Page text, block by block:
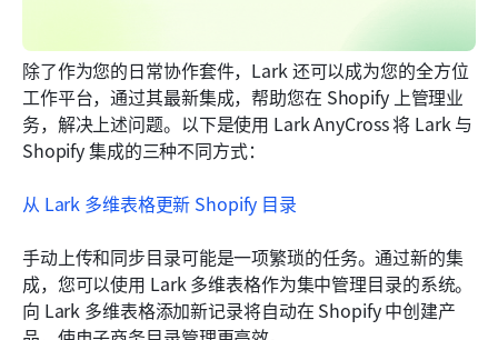
除了作为您的日常协作套件，Lark 还可以成为您的全方位
工作平台，通过其最新集成，帮助您在 Shopify 上管理业
务，解决上述问题。以下是使用 Lark AnyCross 将 Lark 与
Shopify 集成的三种不同方式：
从 Lark 多维表格更新 Shopify 目录
手动上传和同步目录可能是一项繁琐的任务。通过新的集
成，您可以使用 Lark 多维表格作为集中管理目录的系统。
向 Lark 多维表格添加新记录将自动在 Shopify 中创建产